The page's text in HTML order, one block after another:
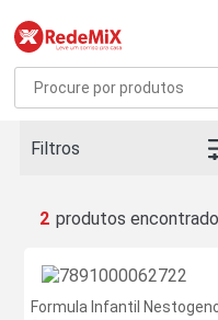
Redemix –
Filtros
2
Formula Infantil